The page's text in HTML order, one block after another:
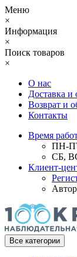
Меню
×
Информация
×
Поиск товаров
×
О нас
Доставка и
Возврат и
Контакты
Время
ПН-
СБ,
Клиент-
Все категории